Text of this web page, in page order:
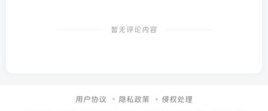
暂无评论内容
用户协议 隐私政策 侵权处理